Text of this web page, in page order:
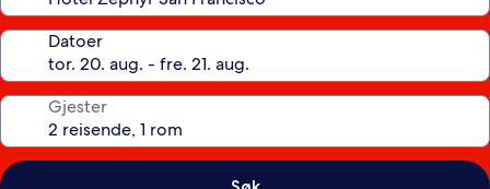
Datoer
Gjester